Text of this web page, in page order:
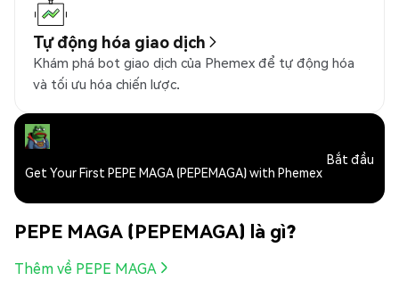
Tự động hóa giao dịch
Khám phá bot giao dịch của Phemex để tự động hóa
và tối ưu hóa chiến lược.
Get Your First PEPE MAGA (PEPEMAGA) with Phemex
Bắt đầu
PEPE MAGA (PEPEMAGA) là gì?
Thêm về PEPE MAGA